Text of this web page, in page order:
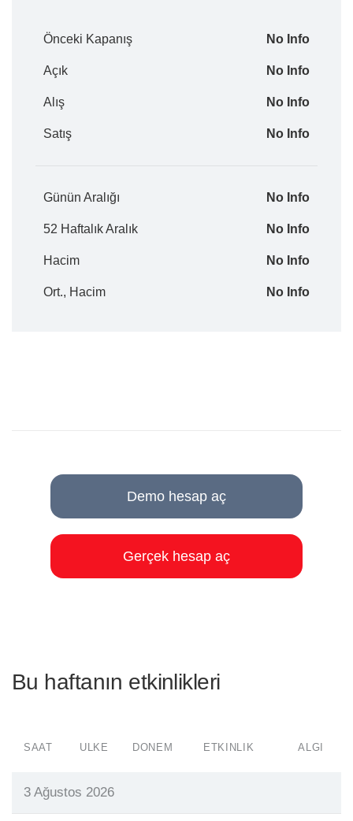
Önceki Kapanış No Info
Açık No Info
Alış No Info
Satış No Info
Günün Aralığı No Info
52 Haftalık Aralık No Info
Hacim No Info
Ort., Hacim No Info
Demo hesap aç
Gerçek hesap aç
Bu haftanın etkinlikleri
SAAT ÜLKE DÖNEM ETKINLIK ALGI
3 Ağustos 2026